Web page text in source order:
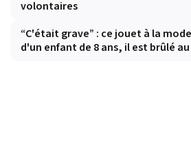
volontaires
“C'était grave” : ce jouet à la
d'un enfant de 8 ans, il est brûlé